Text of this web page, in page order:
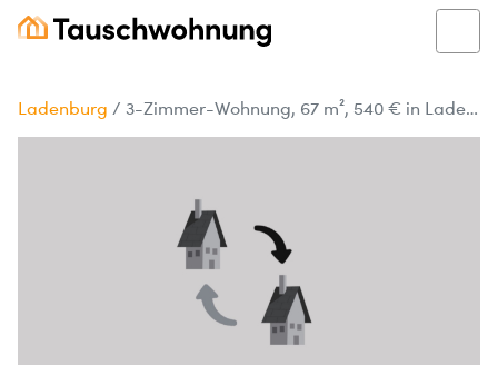
Ladenburg / 3-Zimmer-Wohnung, 67 m², 540 € in Ladenburg